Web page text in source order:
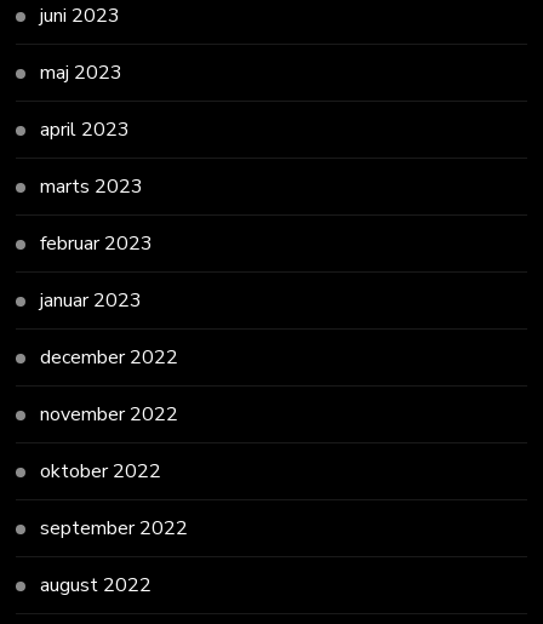
juni 2023
maj 2023
april 2023
marts 2023
februar 2023
januar 2023
december 2022
november 2022
oktober 2022
september 2022
august 2022